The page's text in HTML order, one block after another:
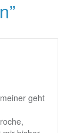
”
geht